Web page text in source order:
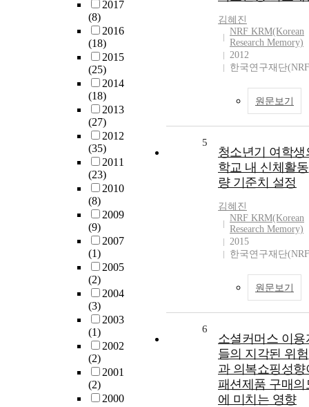
2017
(8)
2016
(18)
2015
(25)
2014
(18)
2013
(27)
2012
(35)
2011
(23)
2010
(8)
2009
(9)
2007
(1)
2005
(2)
2004
(3)
2003
(1)
2002
(2)
2001
(2)
2000
김혜진
NRF KRM(Korean
Research Memory)
2012
한국연구재단
원문보기
5
청소년기 여학생
학교 내 신체활동
량 기준치 설정
김혜진
NRF KRM(Korean
Research Memory)
2015
한국연구재단
원문보기
6
소셜커머스 이용
들의 지각된 위험
과 의복쇼핑성향
패션제품 구매의
에 미치는 영향